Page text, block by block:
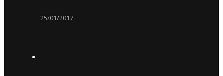
25/01/2017